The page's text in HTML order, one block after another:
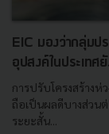
EIC มองว่ากลุ่มป
อุปสงค์ในประเทศ
การปรับโครงสร้างห่
ถือเป็นผลดีบางส่วนต่
ระยะสั้น...